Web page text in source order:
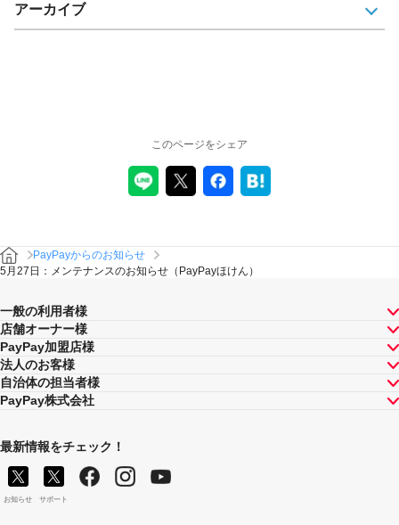
アーカイブ
このページをシェア
PayPayからのお知らせ
5月27日：メンテナンスのお知らせ（PayPayほけん）
一般の利用者様
店舗オーナー様
PayPay加盟店様
法人のお客様
自治体の担当者様
PayPay株式会社
最新情報をチェック！
お知らせ サポート